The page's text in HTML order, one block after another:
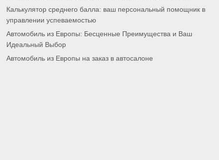
Калькулятор среднего балла: ваш персональный помощник в
управлении успеваемостью
Автомобиль из Европы: Бесценные Преимущества и Ваш
Идеальный Выбор
Автомобиль из Европы на заказ в автосалоне